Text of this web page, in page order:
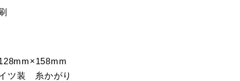
ツ装 糸かがり